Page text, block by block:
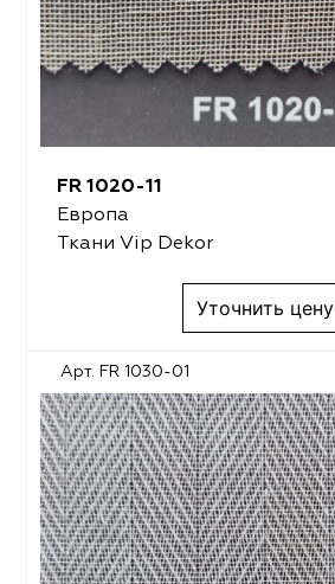
FR 1020-11
Европа
Ткани Vip Dekor
Уточнить цену
Арт. FR 1030-01